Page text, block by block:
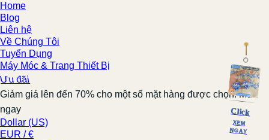
Home
Blog
Liên hệ
Về Chúng Tôi
Tuyển Dụng
Máy Móc & Trang Thiết Bị
đãi
Giảm giá lên đến 70% cho một số mặt hàng được chọn. Mua
ngay
Dollar (US)
EUR / €
Click
XEM
NGAY